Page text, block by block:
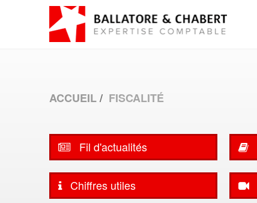
ACCUEIL FISCALITÉ
Fil d'actualités
Chiffres utiles